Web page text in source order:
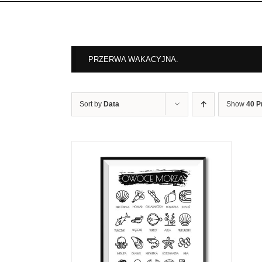
PRZERWA WAKACYJNA.
Sort by Data Show 40